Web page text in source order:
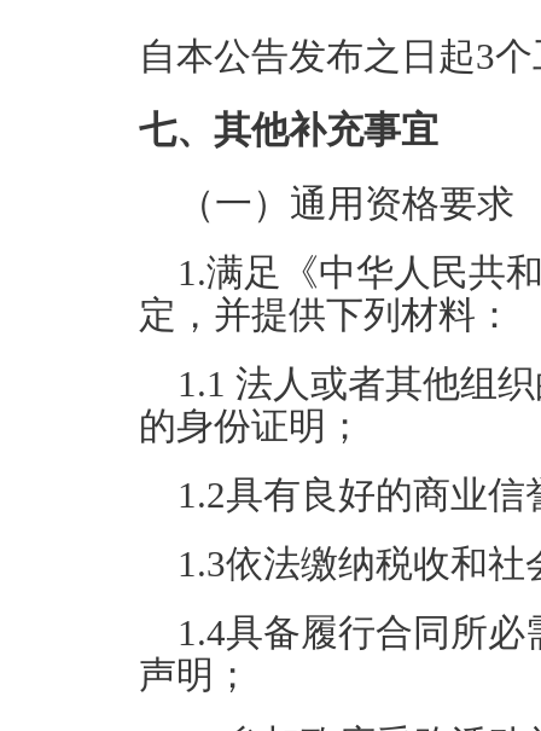
自本公告发布之日起3
七、其他补充事宜
（一）通用资格要求
1.满足《中华人民共
定，并提供下列材料：
1.1 法人或者其他组
的身份证明；
1.2具有良好的商业
1.3依法缴纳税收和
1.4具备履行合同所
声明；